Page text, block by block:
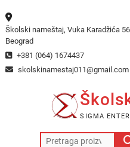
to
content
Školski nameštaj, Vuka Karadžića
Beograd
+381 (064) 1674437
skolskinamestaj011@gmail.com
SIGMA